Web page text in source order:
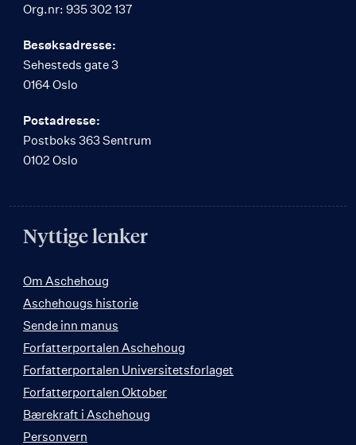
Org.nr: 935 302 137
Besøksadresse:
Sehesteds gate 3
0164 Oslo
Postadresse:
Postboks 363 Sentrum
0102 Oslo
Nyttige lenker
Om Aschehoug
Aschehougs historie
Sende inn manus
Forfatterportalen Aschehoug
Forfatterportalen Universitetsforlaget
Forfatterportalen Oktober
Bærekraft i Aschehoug
Personvern